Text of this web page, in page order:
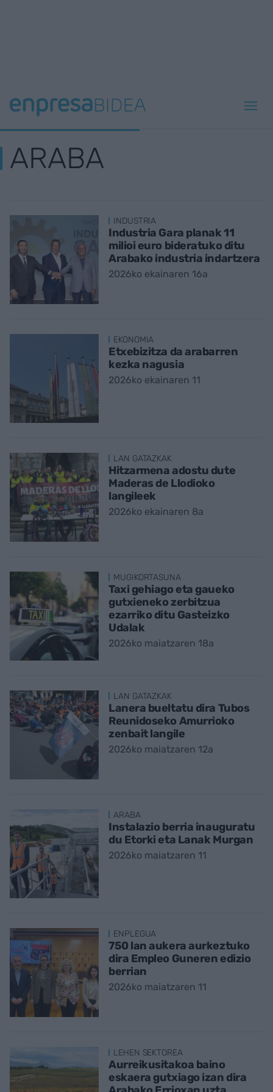
ARABA
INDUSTRIA
Industria Gara planak 11
milioi euro bideratuko ditu
Arabako industria indartzera
2026ko ekainaren 16a
EKONOMIA
Etxebizitza da arabarren
kezka nagusia
2026ko ekainaren 11
LAN GATAZKAK
Hitzarmena adostu dute
Maderas de Llodioko
langileek
2026ko ekainaren 8a
MUGIKORTASUNA
Taxi gehiago eta gaueko
gutxieneko zerbitzua
ezarriko ditu Gasteizko
Udalak
2026ko maiatzaren 18a
LAN GATAZKAK
Lanera bueltatu dira Tubos
Reunidoseko Amurrioko
zenbait langile
2026ko maiatzaren 12a
ARABA
Instalazio berria inauguratu
du Etorki eta Lanak Murgan
2026ko maiatzaren 11
ENPLEGUA
750 lan aukera aurkeztuko
dira Empleo Guneren edizio
berrian
2026ko maiatzaren 11
LEHEN SEKTOREA
Aurreikusitakoa baino
eskaera gutxiago izan dira